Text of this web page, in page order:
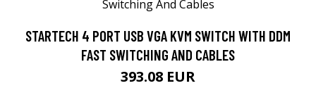
STARTECH 4 PORT USB VGA KVM SWITCH WITH DDM
FAST SWITCHING AND CABLES
393.08 EUR